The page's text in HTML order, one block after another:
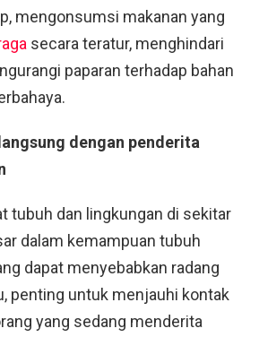
mengonsumsi makanan yang
secara teratur, menghindari
paparan terhadap bahan
dengan penderita
tubuh dan lingkungan di sekitar
dalam kemampuan tubuh
dapat menyebabkan radang
penting untuk menjauhi kontak
yang sedang menderita